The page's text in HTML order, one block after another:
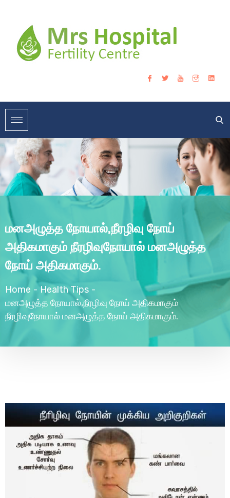
மனஅழுத்த நோயால்,நீரழிவு நோய்
அதிகமாகும் நீரழிவுநோயால் மனஅழுத்த
நோய் அதிகமாகும்.
Home - Health Tips -
மனஅழுத்த நோயால்,நீரழிவு நோய் அதிகமாகும்
நீரழிவுநோயால் மனஅழுத்த நோய் அதிகமாகும்.